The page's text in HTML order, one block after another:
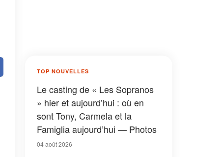
TOP NOUVELLES
Le casting de « Les Sopranos
» hier et aujourd’hui : où en
sont Tony, Carmela et la
Famiglia aujourd’hui — Photos
04 août 2026